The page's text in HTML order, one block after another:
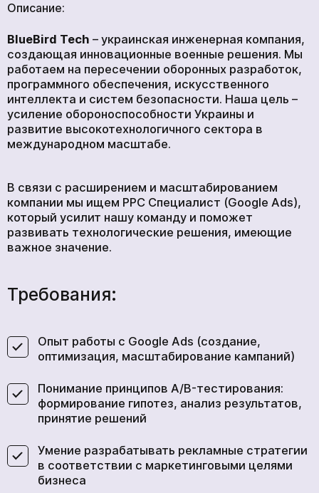
ВАКАНСИИ
МЕРЧ
КОМПАНИИ
О НАС
КОНТАКТЫ
Описание:
BlueBird Tech – украинская инженерная компания,
создающая инновационные военные решения. Мы
работаем на пересечении оборонных разработок,
программного обеспечения, искусственного
интеллекта и систем безопасности. Наша цель –
усиление обороноспособности Украины и
развитие высокотехнологичного сектора в
международном масштабе.
В связи с расширением и масштабированием
компании мы ищем PPC Специалист (Google Ads),
который усилит нашу команду и поможет
развивать технологические решения, имеющие
важное значение.
Требования:
Опыт работы с Google Ads (создание,
оптимизация, масштабирование кампаний)
Понимание принципов A/B-тестирования:
формирование гипотез, анализ результатов,
принятие решений
Умение разрабатывать рекламные стратегии
в соответствии с маркетинговыми целями
бизнеса